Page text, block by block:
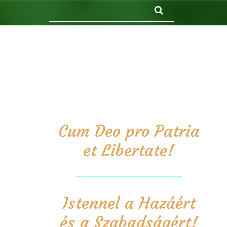
Cum Deo pro Patria
et Libertate!
Istennel a Hazáért
és a Szabadságért!